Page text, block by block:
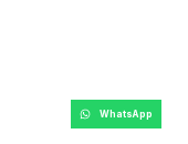
WhatsApp